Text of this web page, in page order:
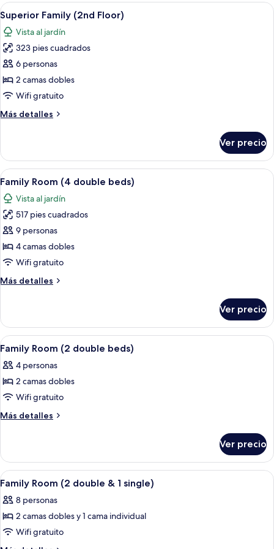
double
single)
Abrir
todas
las
fotos
de
Superior
Family
Floor)
Habitación de hotel con televisión,
12
Superior Family (2nd Floor)
Vista al jardín
323 pies cuadrados
6 personas
2 camas dobles
Wifi gratuito
Más detalles
Más
Family
(2nd
Floor)
Ver precio
Abrir
todas
las
fotos
de
Family
Room
double
Una habitación con techo inclinado,
8
Family Room (4 double beds)
Vista al jardín
517 pies cuadrados
9 personas
4 camas dobles
Wifi gratuito
Más detalles
Más
Room
(4
double
Ver precio
Abrir
todas
las
fotos
de
Family
double
beds)
Habitación de hotel con dos camas,
2
Family Room (2 double beds)
4 personas
2 camas dobles
Wifi gratuito
Más detalles
Más
Room
(2
double
Ver precio
Abrir
todas
las
fotos
de
Habitación de hotel con dos camas,
10
Family Room (2 double & 1 single)
8 personas
2 camas dobles y 1 cama individual
Wifi gratuito